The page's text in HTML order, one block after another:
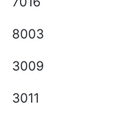
8003
3009
3011